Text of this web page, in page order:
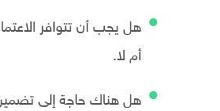
هل يجب أن تتوافر
أم لا.
هل هناك حاجة إلى